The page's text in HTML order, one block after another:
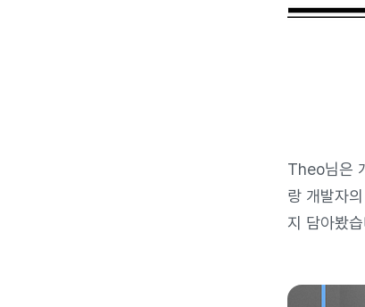
Theo님은
랑 개발자
지 담아봤